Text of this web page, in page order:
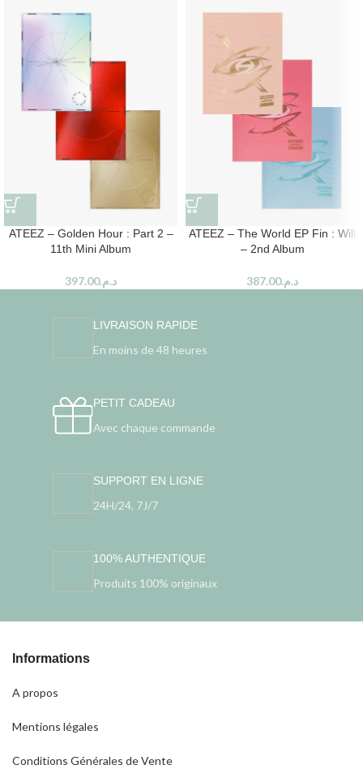
ATEEZ – Golden Hour : Part 2 –
11th Mini Album
د.م.397.00
ATEEZ – The World EP Fin : Will
– 2nd Album
د.م.387.00
LIVRAISON RAPIDE
En moins de 48 heures
PETIT CADEAU
Avec chaque commande
SUPPORT EN LIGNE
24H/24, 7J/7
100% AUTHENTIQUE
Produits 100% originaux
Informations
A propos
Mentions légales
Conditions Générales de Vente